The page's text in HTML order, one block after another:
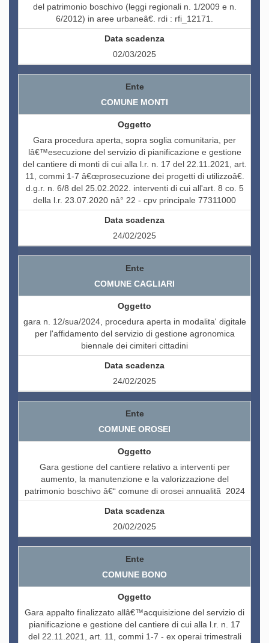
del patrimonio boschivo (leggi regionali n. 1/2009 e n.
6/2012) in aree urbaneâ€. rdi : rfi_12171.
02/03/2025
COMUNE MONTI
Gara procedura aperta, sopra soglia comunitaria, per
lâ€™esecuzione del servizio di pianificazione e gestione
del cantiere di monti di cui alla l.r. n. 17 del 22.11.2021, art.
11, commi 1-7 â€œprosecuzione dei progetti di utilizzoâ€.
d.g.r. n. 6/8 del 25.02.2022. interventi di cui all'art. 8 co. 5
della l.r. 23.07.2020 nâ° 22 - cpv principale 77311000
24/02/2025
COMUNE CAGLIARI
gara n. 12/sua/2024, procedura aperta in modalita' digitale
per l'affidamento del servizio di gestione agronomica
biennale dei cimiteri cittadini
24/02/2025
COMUNE OROSEI
Gara gestione del cantiere relativo a interventi per
aumento, la manutenzione e la valorizzazione del
patrimonio boschivo â€“ comune di orosei annualitã 2024
20/02/2025
COMUNE BONO
Gara appalto finalizzato allâ€™acquisizione del servizio di
pianificazione e gestione del cantiere di cui alla l.r. n. 17
del 22.11.2021, art. 11, commi 1-7 - ex operai trimestrali